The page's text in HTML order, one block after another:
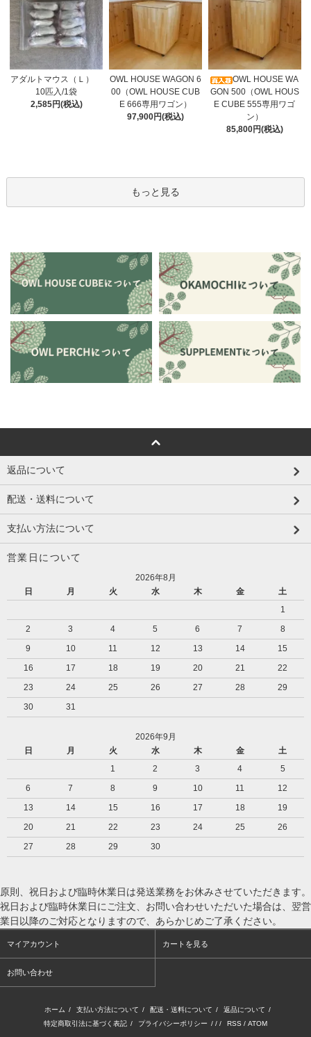
アダルトマウス（Ｌ）
10匹入/1袋
2,585円(税込)
OWL HOUSE WAGON 6
00（OWL HOUSE CUB
E 666専用ワゴン）
97,900円(税込)
OWL HOUSE WA
GON 500（OWL HOUS
E CUBE 555専用ワゴ
ン）
85,800円(税込)
もっと見る
返品について
配送・送料について
支払い方法について
営業日について
2026年8月
日
月 火 水 木 金
土
1
2
3 4 5 6 7
8
9
10 11 12 13 14
15
16
17 18 19 20 21
22
23
24 25 26 27 28
29
30
31
2026年9月
日
月 火 水 木 金
土
1
2 3 4
5
6
7 8 9 10 11
12
13
14 15 16 17 18
19
20
21 22 23 24 25
26
27
28 29 30
原則、祝日および臨時休業日は発送業務をお休みさせていただきます。
祝日および臨時休業日にご注文、お問い合わせいただいた場合は、翌営
業日以降のご対応となりますので、あらかじめご了承ください。
マイアカウント カートを見る
お問い合わせ
ホーム / 支払い方法について / 配送・送料について / 返品について /
特定商取引法に基づく表記 / プライバシーポリシー / / / RSS / ATOM